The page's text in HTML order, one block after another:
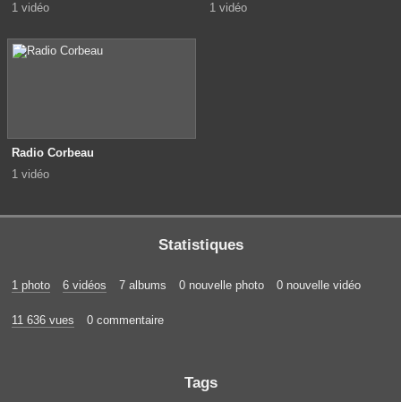
1 vidéo
1 vidéo
Radio Corbeau
1 vidéo
Statistiques
1 photo 6 vidéos 7 albums 0 nouvelle photo 0 nouvelle vidéo
11 636 vues 0 commentaire
Tags